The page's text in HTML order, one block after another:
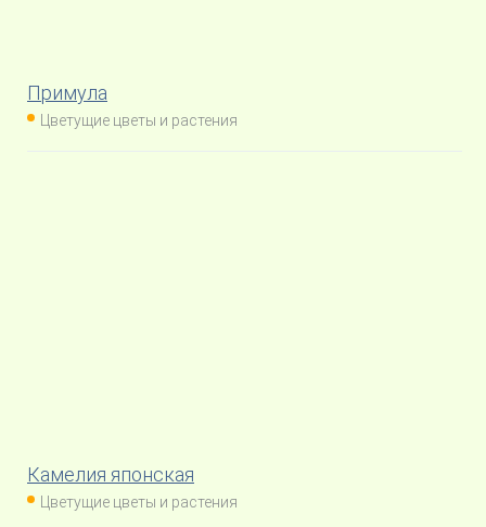
Примула
Цветущие цветы и растения
Камелия японская
Цветущие цветы и растения